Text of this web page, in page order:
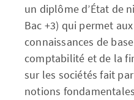
un diplôme d’État de
Bac +3) qui permet
connaissances de
comptabilité et de la
sur les sociétés fait
notions